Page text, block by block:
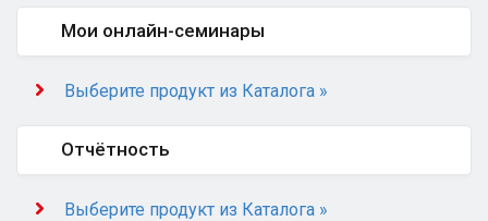
Мои онлайн-семинары
Выберите продукт из Каталога »
Отчётность
Выберите продукт из Каталога »